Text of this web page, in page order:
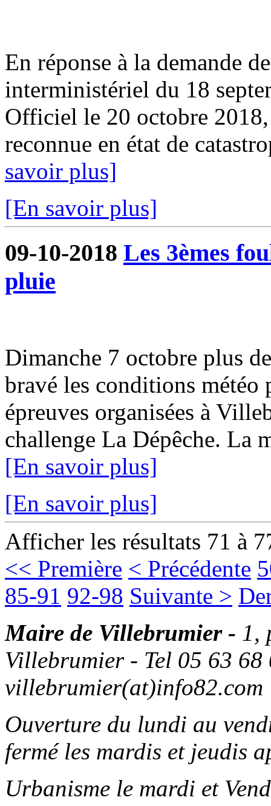
En réponse à la demande
interministériel du 18
Officiel le 20 octobre
reconnue en état de
savoir plus]
[En savoir plus]
09-10-2018 Les 3èmes
pluie
Dimanche 7 octobre plus
bravé les conditions
épreuves organisées à
challenge La Dépêche. La
[En savoir plus]
[En savoir plus]
Afficher les résultats 71 à
<< Première < Précédente
85-91 92-98 Suivante >
Maire de Villebrumier - 1,
Villebrumier - Tel 05 63
villebrumier(at)info82.com
Ouverture du lundi au
fermé les mardis et jeudis
Urbanisme le mardi et